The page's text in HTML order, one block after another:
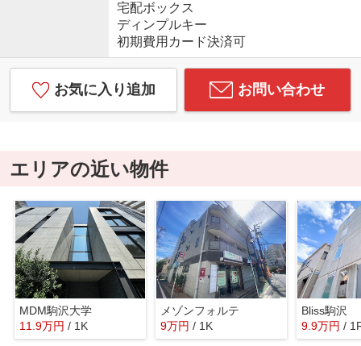
宅配ボックス
ディンプルキー
初期費用カード決済可
お気に入り追加 お問い合わせ
エリアの近い物件
MDM駒沢大学
11.9万円 / 1K
メゾンフォルテ
9万円 / 1K
Bliss駒沢
9.9万円 /